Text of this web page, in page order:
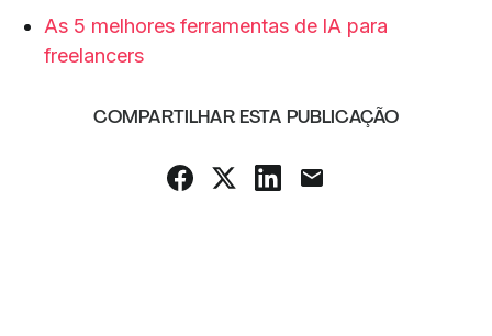
As 5 melhores ferramentas de IA para
freelancers
COMPARTILHAR ESTA PUBLICAÇÃO